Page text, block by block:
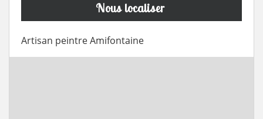
Nous localiser
Artisan peintre Amifontaine